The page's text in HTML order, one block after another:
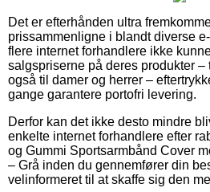
Det er efterhånden ultra
prissammenligne i blandt diverse
flere internet forhandlere ikke
salgspriserne på deres produkter –
også til damer og herrer –
gange garantere portofri levering.
Derfor kan det ikke desto mindre
enkelte internet forhandlere efter
og Gummi Sportsarmbånd Cover
– Grå inden du gennemfører din
velinformeret til at skaffe sig den